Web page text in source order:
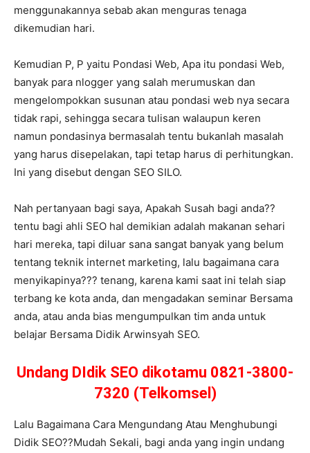
menggunakannya sebab akan menguras tenaga
dikemudian hari.
Kemudian P, P yaitu Pondasi Web, Apa itu pondasi Web,
banyak para nlogger yang salah merumuskan dan
mengelompokkan susunan atau pondasi web nya secara
tidak rapi, sehingga secara tulisan walaupun keren
namun pondasinya bermasalah tentu bukanlah masalah
yang harus disepelakan, tapi tetap harus di perhitungkan.
Ini yang disebut dengan SEO SILO.
Nah pertanyaan bagi saya, Apakah Susah bagi anda??
tentu bagi ahli SEO hal demikian adalah makanan sehari
hari mereka, tapi diluar sana sangat banyak yang belum
tentang teknik internet marketing, lalu bagaimana cara
menyikapinya??? tenang, karena kami saat ini telah siap
terbang ke kota anda, dan mengadakan seminar Bersama
anda, atau anda bias mengumpulkan tim anda untuk
belajar Bersama Didik Arwinsyah SEO.
Undang DIdik SEO dikotamu 0821-3800-
7320 (Telkomsel)
Lalu Bagaimana Cara Mengundang Atau Menghubungi
Didik SEO??Mudah Sekali, bagi anda yang ingin undang